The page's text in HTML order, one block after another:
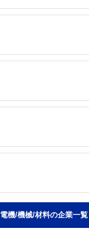
電機/機械/材料の企業一覧